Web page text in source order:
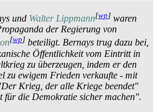
und Walter Lippmann[wp] waren
der Regierung von
[wp] beteiligt. Bernays trug dazu bei,
Öffentlichkeit vom Eintritt in
zu überzeugen, indem er den
zu ewigem Frieden verkaufte - mit
Krieg, der alle Kriege beendet"
für die Demokratie sicher machen".